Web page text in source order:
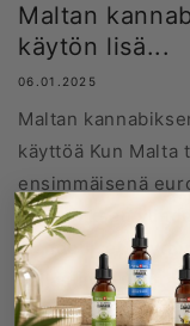
Maltan
käytön lisä...
06.01.2025
Maltan
käyttöä Kun Malta
ensimmäisenä
kannabiksen
mahdolliset
paljastavat
käyttö...